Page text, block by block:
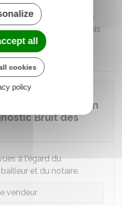
authentique de vente
contrat préliminaire en cas
futur d'achèvement
possibles
de l'obligation
Bruit des
à l'égard du
et du notaire.
vendeur
all
cookies
policy